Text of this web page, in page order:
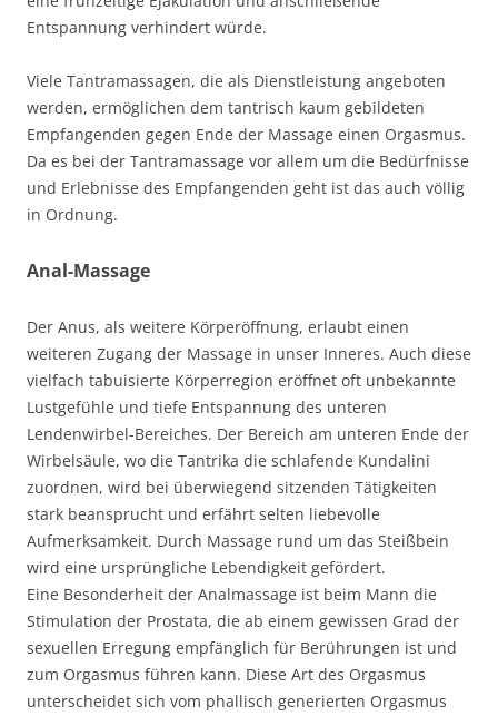
Entspannung verhindert würde.
Viele Tantramassagen, die als Dienstleistung angeboten
werden, ermöglichen dem tantrisch kaum gebildeten
Empfangenden gegen Ende der Massage einen Orgasmus.
Da es bei der Tantramassage vor allem um die Bedürfnisse
und Erlebnisse des Empfangenden geht ist das auch völlig
in Ordnung.
Anal-Massage
Der Anus, als weitere Körperöffnung, erlaubt einen
weiteren Zugang der Massage in unser Inneres. Auch diese
vielfach tabuisierte Körperregion eröffnet oft unbekannte
Lustgefühle und tiefe Entspannung des unteren
Lendenwirbel-Bereiches. Der Bereich am unteren Ende der
Wirbelsäule, wo die Tantrika die schlafende Kundalini
zuordnen, wird bei überwiegend sitzenden Tätigkeiten
stark beansprucht und erfährt selten liebevolle
Aufmerksamkeit. Durch Massage rund um das Steißbein
wird eine ursprüngliche Lebendigkeit gefördert.
Eine Besonderheit der Analmassage ist beim Mann die
Stimulation der Prostata, die ab einem gewissen Grad der
sexuellen Erregung empfänglich für Berührungen ist und
zum Orgasmus führen kann. Diese Art des Orgasmus
unterscheidet sich vom phallisch generierten Orgasmus